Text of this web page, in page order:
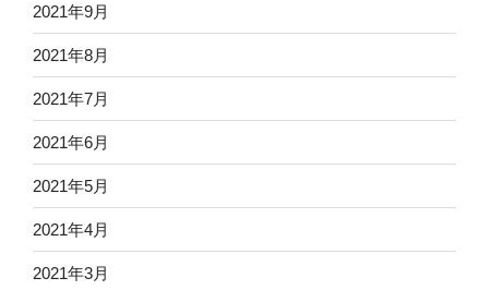
2021年9月
2021年8月
2021年7月
2021年6月
2021年5月
2021年4月
2021年3月